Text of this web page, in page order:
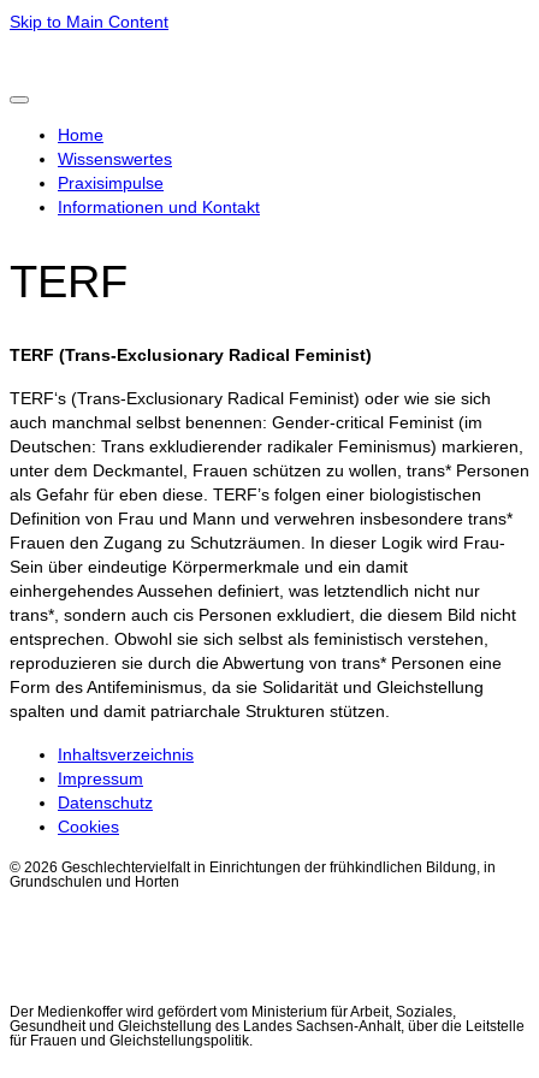
Skip to Main Content
Home
Wissenswertes
Praxisimpulse
Informationen und Kontakt
TERF
TERF (Trans-Exclusionary Radical Feminist)
TERF‘s (Trans-Exclusionary Radical Feminist) oder wie sie sich
auch manchmal selbst benennen: Gender-critical Feminist (im
Deutschen: Trans exkludierender radikaler Feminismus) markieren,
unter dem Deckmantel, Frauen schützen zu wollen, trans* Personen
als Gefahr für eben diese. TERF’s folgen einer biologistischen
Definition von Frau und Mann und verwehren insbesondere trans*
Frauen den Zugang zu Schutzräumen. In dieser Logik wird Frau-
Sein über eindeutige Körpermerkmale und ein damit
einhergehendes Aussehen definiert, was letztendlich nicht nur
trans*, sondern auch cis Personen exkludiert, die diesem Bild nicht
entsprechen. Obwohl sie sich selbst als feministisch verstehen,
reproduzieren sie durch die Abwertung von trans* Personen eine
Form des Antifeminismus, da sie Solidarität und Gleichstellung
spalten und damit patriarchale Strukturen stützen.
Inhaltsverzeichnis
Impressum
Datenschutz
Cookies
© 2026 Geschlechtervielfalt in Einrichtungen der frühkindlichen Bildung, in
Grundschulen und Horten
Der Medienkoffer wird gefördert vom Ministerium für Arbeit, Soziales,
Gesundheit und Gleichstellung des Landes Sachsen-Anhalt, über die Leitstelle
für Frauen und Gleichstellungspolitik.